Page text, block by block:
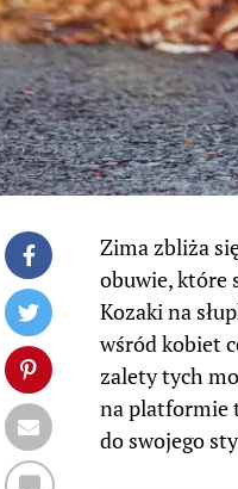
Zima zbliża
obuwie, które
Kozaki na
wśród kobiet
zalety tych
na platformie
do swojego